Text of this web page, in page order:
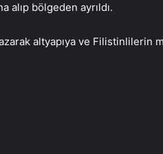
alıp bölgeden ayrıldı.
altyapıya ve Filistinlilerin
Samsun’da İlk Kornea Nakli